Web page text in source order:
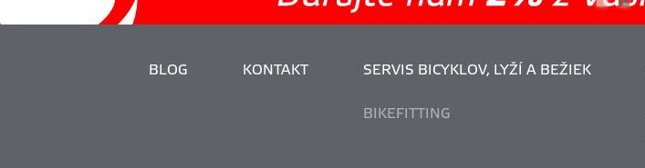
BLOG KONTAKT SERVIS BICYKLOV, LYŽÍ A BEŽIEK
BIKEFITTING